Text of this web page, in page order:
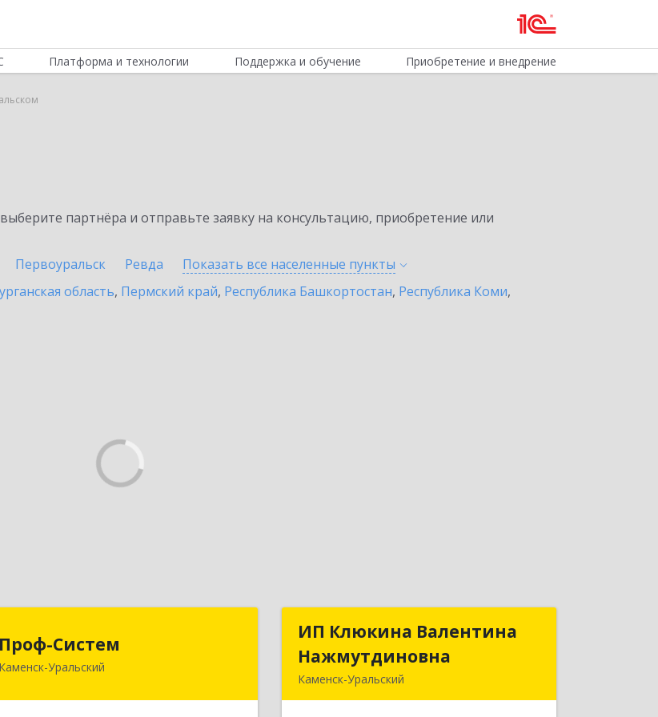
Платформа и технологии Поддержка и обучение Приобретение и внедрение
партнёра и отправьте заявку на консультацию, приобретение или
Первоуральск Ревда Показать все населенные пункты
область, Пермский край, Республика Башкортостан, Республика Коми,
Проф-Систем
Каменск-Уральский
623406, Свердловская обл, Каменск-
ИП Клюкина Валентина
Нажмутдиновна
Каменск-Уральский
ИП Клюкина Валентина
Нажмутдиновна